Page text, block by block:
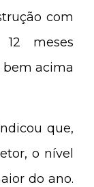
com
meses
bem acima
que,
o nível
do ano.